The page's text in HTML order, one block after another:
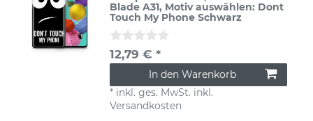
Blade A31, Motiv auswählen: Dont
Touch My Phone Schwarz
12,79 € *
In den Warenkorb
* inkl. ges. MwSt. inkl.
Versandkosten